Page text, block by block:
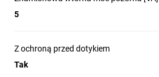
5
Z ochroną przed dotykiem
Tak